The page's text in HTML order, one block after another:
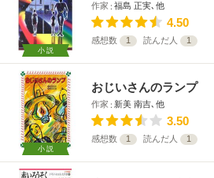
小説
作家 福島 正実､他
4.50
感想数 1 読んだ人 1
小説
おじいさんのランプ
作家 新美 南吉､他
3.50
感想数 1 読んだ人 1